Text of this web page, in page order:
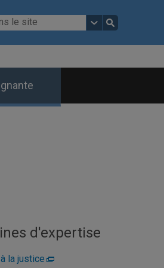
d'expertise
la justice